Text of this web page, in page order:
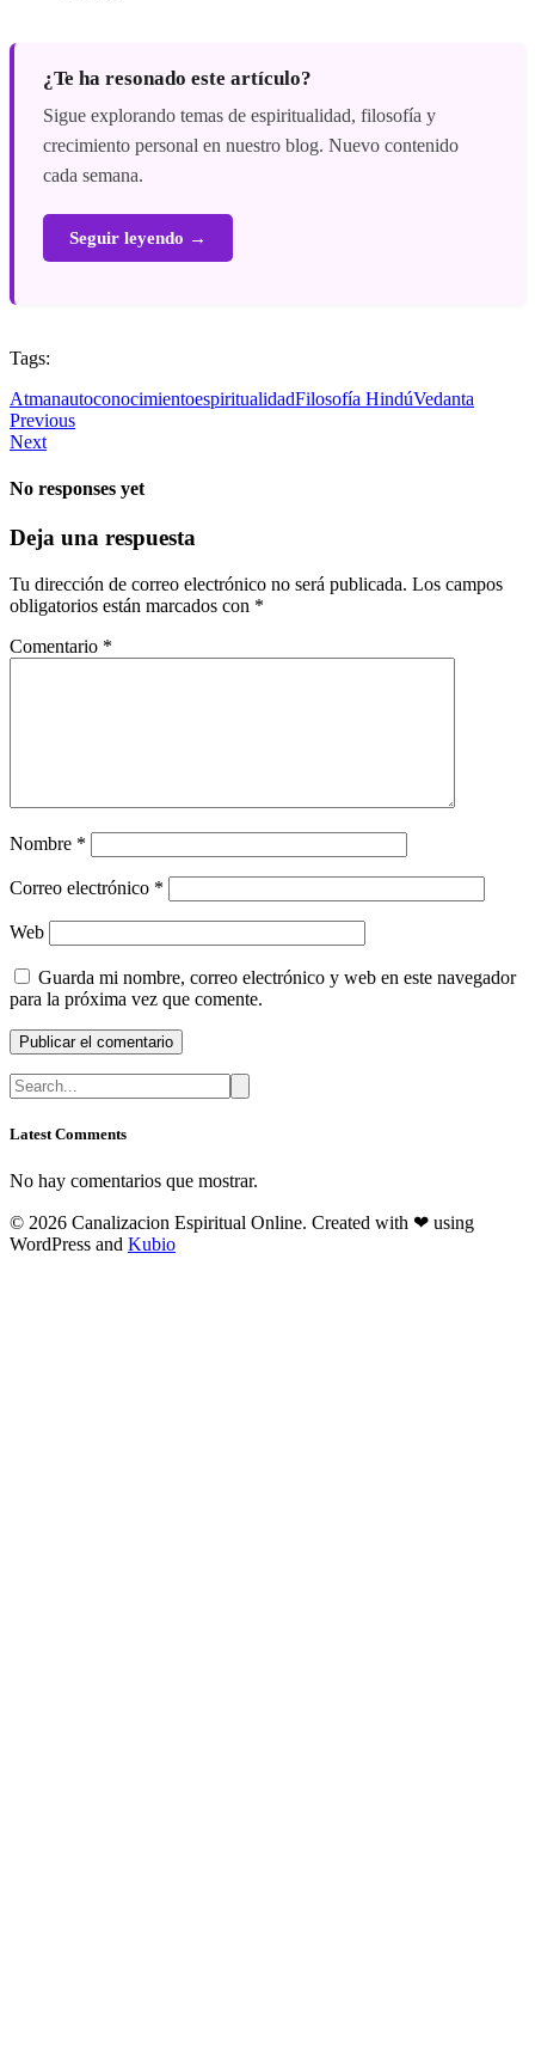
¿Te ha resonado este artículo?
Sigue explorando temas de espiritualidad, filosofía y
crecimiento personal en nuestro blog. Nuevo contenido
cada semana.
Seguir leyendo →
Tags:
AtmanautoconocimientoespiritualidadFilosofía HindúVedanta
Previous
Next
No responses yet
Deja una respuesta
Tu dirección de correo electrónico no será publicada. Los campos
obligatorios están marcados con *
Comentario *
Nombre *
Correo electrónico *
Web
Guarda mi nombre, correo electrónico y web en este navegador
para la próxima vez que comente.
Latest Comments
No hay comentarios que mostrar.
© 2026 Canalizacion Espiritual Online. Created with ❤ using
WordPress and Kubio